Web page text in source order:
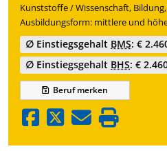
Kunststoffe / Wissenschaft,
Ausbildungsform: mittlere und
∅ Einstiegsgehalt BMS: €
∅ Einstiegsgehalt BHS: €
Berufmerken